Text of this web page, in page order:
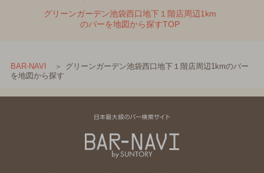
グリーンガーデン池袋西口地下１階店周辺1km
のバーを地図から探すTOP
BAR-NAVI
グリーンガーデン池袋西口地下１階店周辺1kmのバー
を地図から探す